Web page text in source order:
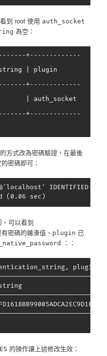
到 root 使用 auth_socket
為空：
+-------------
| plugin
+-------------
| auth_socket
+-------------
方式改為密碼驗證，在最後
密碼即可：
IDENTIFIED
(0.06 sec)
可以看到
密碼的雜湊值、 plugin 已
：：
plugin,
的操作讓上述修改生效：